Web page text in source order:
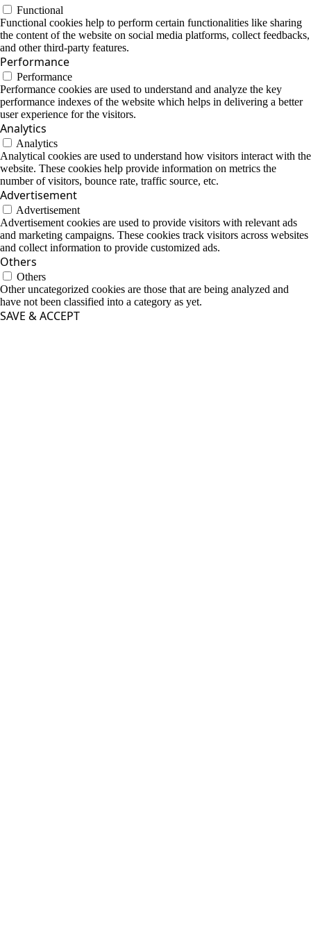
Functional
Functional cookies help to perform certain functionalities like sharing
the content of the website on social media platforms, collect feedbacks,
and other third-party features.
Performance
Performance
Performance cookies are used to understand and analyze the key
performance indexes of the website which helps in delivering a better
user experience for the visitors.
Analytics
Analytics
Analytical cookies are used to understand how visitors interact with the
website. These cookies help provide information on metrics the
number of visitors, bounce rate, traffic source, etc.
Advertisement
Advertisement
Advertisement cookies are used to provide visitors with relevant ads
and marketing campaigns. These cookies track visitors across websites
and collect information to provide customized ads.
Others
Others
Other uncategorized cookies are those that are being analyzed and
have not been classified into a category as yet.
SAVE & ACCEPT